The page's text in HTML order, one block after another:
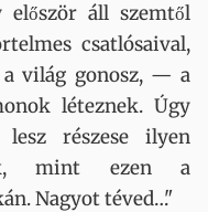
áll szemtől
csatlósaival,
világ gonosz, — a
léteznek. Úgy
részese ilyen
mint ezen a
Nagyot téved…"